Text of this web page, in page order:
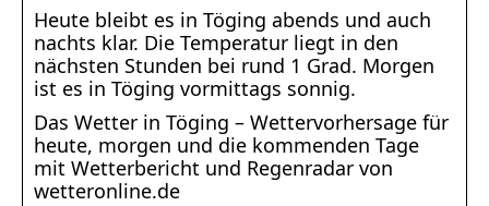
Heute bleibt es in Töging abends und auch
nachts klar. Die Temperatur liegt in den
nächsten Stunden bei rund 1 Grad. Morgen
ist es in Töging vormittags sonnig.
Das Wetter in Töging – Wettervorhersage für
heute, morgen und die kommenden Tage
mit Wetterbericht und Regenradar von
wetteronline.de